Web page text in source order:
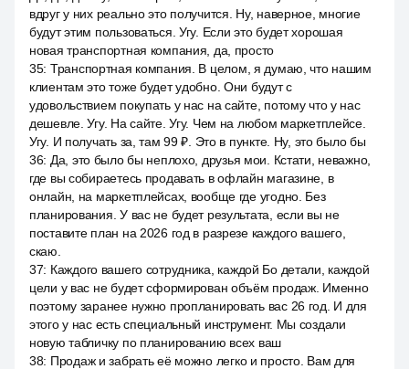
вдруг у них реально это получится. Ну, наверное, многие
будут этим пользоваться. Угу. Если это будет хорошая
новая транспортная компания, да, просто
35: Транспортная компания. В целом, я думаю, что нашим
клиентам это тоже будет удобно. Они будут с
удовольствием покупать у нас на сайте, потому что у нас
дешевле. Угу. На сайте. Угу. Чем на любом маркетплейсе.
Угу. И получать за, там 99 ₽. Это в пункте. Ну, это было бы
36: Да, это было бы неплохо, друзья мои. Кстати, неважно,
где вы собираетесь продавать в офлайн магазине, в
онлайн, на маркетплейсах, вообще где угодно. Без
планирования. У вас не будет результата, если вы не
поставите план на 2026 год в разрезе каждого вашего,
скаю.
37: Каждого вашего сотрудника, каждой Бо детали, каждой
цели у вас не будет сформирован объём продаж. Именно
поэтому заранее нужно пропланировать вас 26 год. И для
этого у нас есть специальный инструмент. Мы создали
новую табличку по планированию всех ваш
38: Продаж и забрать её можно легко и просто. Вам для